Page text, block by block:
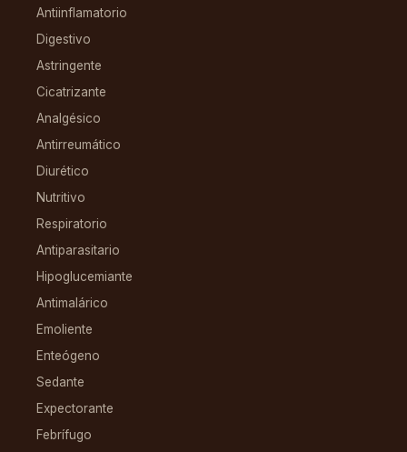
Antiinflamatorio
Digestivo
Astringente
Cicatrizante
Analgésico
Antirreumático
Diurético
Nutritivo
Respiratorio
Antiparasitario
Hipoglucemiante
Antimalárico
Emoliente
Enteógeno
Sedante
Expectorante
Febrífugo